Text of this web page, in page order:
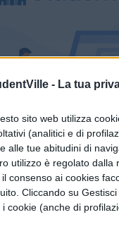
- La tua
sito web utilizza
(analitici e di
alle tue abitudini di
utilizzo è regolato dalla
il consenso ai cookies
Cliccando su
i cookie (anche di
le